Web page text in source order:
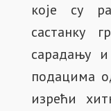
које су
састанку
сарадању
подацима
изрећи